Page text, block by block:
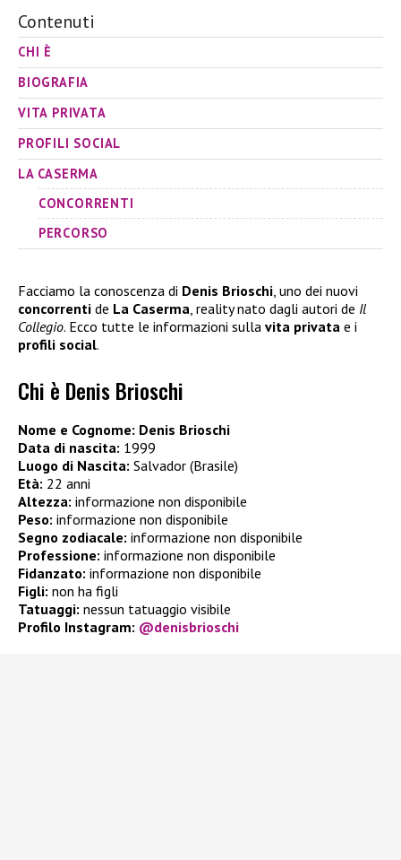
Contenuti
CHI È
BIOGRAFIA
VITA PRIVATA
PROFILI SOCIAL
LA CASERMA
CONCORRENTI
PERCORSO
Facciamo la conoscenza di Denis Brioschi, uno dei nuovi
concorrenti de La Caserma, reality nato dagli autori de Il
Collegio. Ecco tutte le informazioni sulla vita privata e i
profili social.
Chi è Denis Brioschi
Nome e Cognome: Denis Brioschi
Data di nascita: 1999
Luogo di Nascita: Salvador (Brasile)
Età: 22 anni
Altezza: informazione non disponibile
Peso: informazione non disponibile
Segno zodiacale: informazione non disponibile
Professione: informazione non disponibile
Fidanzato: informazione non disponibile
Figli: non ha figli
Tatuaggi: nessun tatuaggio visibile
Profilo Instagram: @denisbrioschi